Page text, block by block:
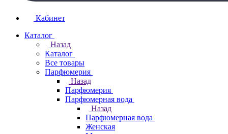
Кабинет
Каталог
Назад
Каталог
Все товары
Парфюмерия
Назад
Парфюмерия
Парфюмерная вода
Назад
Парфюмерная вода
Женская